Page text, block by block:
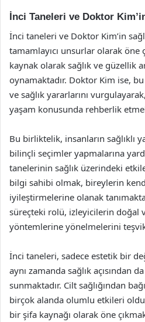
İnci Taneleri ve Doktor
İnci taneleri ve Doktor Kim’in
tamamlayıcı unsurlar olarak öne
kaynak olarak sağlık ve güzellik
oynamaktadır. Doktor Kim ise,
ve sağlık yararlarını
yaşam konusunda rehberlik
Bu birliktelik, insanların sağlıklı
bilinçli seçimler yapmalarına
tanelerinin sağlık üzerindeki
bilgi sahibi olmak, bireylerin
iyileştirmelerine olanak
süreçteki rolü, izleyicilerin doğal
yöntemlerine yönelmelerini
İnci taneleri, sadece estetik bir
aynı zamanda sağlık açısından
sunmaktadır. Cilt sağlığından
birçok alanda olumlu etkileri
bir şifa kaynağı olarak öne